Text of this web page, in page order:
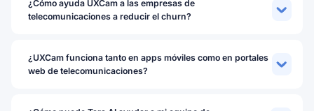
¿Cómo ayuda UXCam a las empresas de
telecomunicaciones a reducir el churn?
¿UXCam funciona tanto en apps móviles como en portales
web de telecomunicaciones?